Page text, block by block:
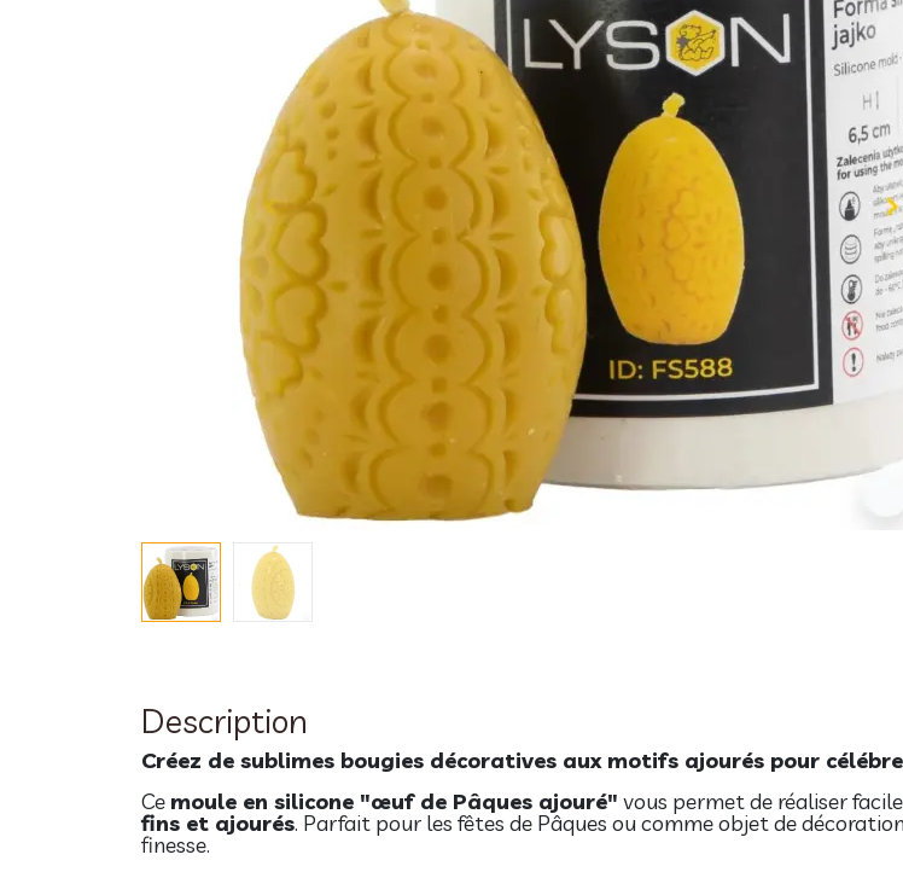
Description
Créez de sublimes bougies décoratives aux motifs ajourés pour
Ce moule en silicone "œuf de Pâques ajouré" vous permet de réaliser
fins et ajourés. Parfait pour les fêtes de Pâques ou comme objet de
finesse.